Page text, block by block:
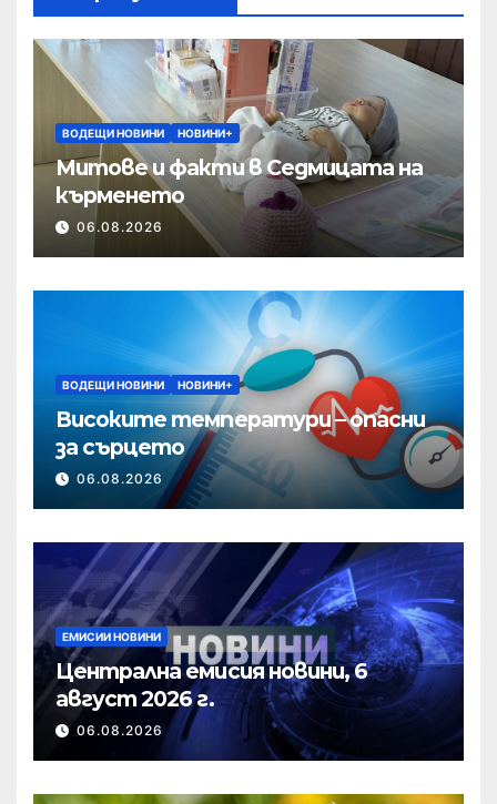
ВОДЕЩИ НОВИНИ НОВИНИ+
Митове и факти в Седмицата на
кърменето
06.08.2026
ВОДЕЩИ НОВИНИ НОВИНИ+
Високите температури – опасни
за сърцето
06.08.2026
ЕМИСИИ НОВИНИ
Централна емисия новини, 6
август 2026 г.
06.08.2026